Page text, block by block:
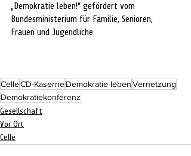
„Demokratie leben!“ gefördert vom
Bundesministerium für Familie, Senioren,
Frauen und Jugendliche.
CelleCD-KaserneDemokratie lebenVernetzung
Demokratiekonferenz
Gesellschaft
Vor Ort
Celle